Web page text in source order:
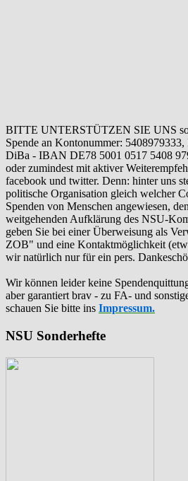
BITTE UNTERSTÜTZEN SIE UNS
Spende an Kontonummer:
DiBa - IBAN DE78 5001 0517 5408
oder zumindest mit aktiver
facebook und twitter. Denn: hinter uns
politische Organisation gleich welcher
Spenden von Menschen angewiesen,
weitgehenden Aufklärung des NSU-
geben Sie bei einer Überweisung als
ZOB" und eine Kontaktmöglichkeit
wir natürlich nur für ein pers.
Wir können leider keine
aber garantiert brav - zu FA- und
schauen Sie bitte ins Impressum.
NSU Sonderhefte